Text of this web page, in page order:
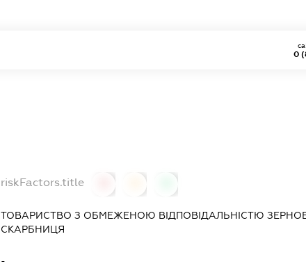
0
riskFactors.title
ТОВАРИСТВО З ОБМЕЖЕНОЮ ВІДПОВІДАЛЬНІСТЮ
СКАРБНИЦЯ
-